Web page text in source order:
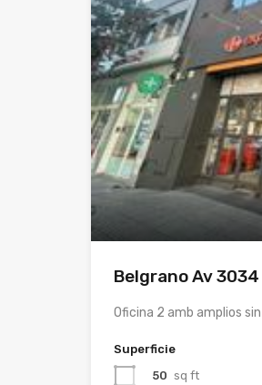
Belgrano Av 3034
Oficina 2 amb amplios
Superficie
50 sq ft